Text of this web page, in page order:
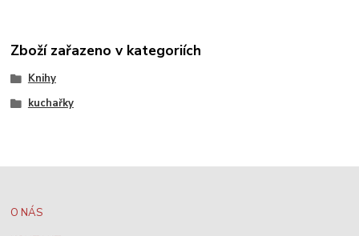
Zboží zařazeno v kategoriích
Knihy
kuchařky
O NÁS